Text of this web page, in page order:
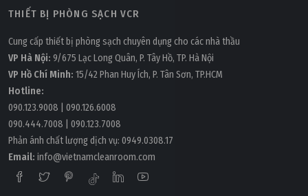
THIẾT BỊ PHÒNG SẠCH VCR
Cung cấp thiết bị phòng sạch chuyên dụng cho các nhà thầu
VP Hà Nội: 9/675 Lạc Long Quân, P. Tây Hồ, TP. Hà Nội
VP Hồ Chí Minh: 15/42 Phan Huy Ích, P. Tân Sơn, TP.HCM
Hotline:
090.123.9008
090.126.6008
090.444.7008
090.123.7008
Phản ánh chất lượng dịch vụ: 0949.0308.17
Email: info@vietnamcleanroom.com